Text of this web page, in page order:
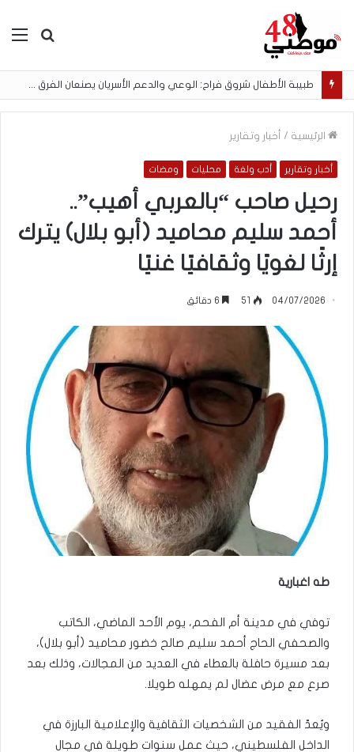
بحث
لا تُغلق جسرًا قد تعود إليه
الرئيسية / أخبار وتقارير
أخبار وتقارير أدب ولغة محليات ومضات
رحيل صاحب “بالعربي أهيب”..
أحمد سليم محاميد (أبو بلال) يترك
إرثًا لغويًا وثقافيًا غنيًا
04/07/2026
51
طه اغبارية
توفي في مدينة أم الفحم، يوم الأحد الماضي، الكاتب
والصحفي الحاج أحمد سليم صالح خضور محاميد (أبو بلال)،
بعد مسيرة حافلة بالعطاء في العديد من المجالات، وذلك بعد
صرع مع مرض عضال لم يمهله طويلا.
ويُعدّ الفقيد من الشخصيات الثقافية والإعلامية البارزة في
الداخل الفلسطيني، حيث عمل سنوات طويلة في مجال